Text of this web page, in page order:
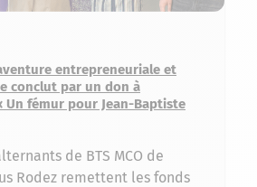
entrepreneuriale et
conclut par un don à
Un fémur pour Jean-Baptiste
de BTS MCO de
Rodez remettent les fonds